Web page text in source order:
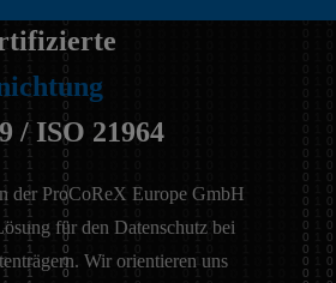
/ ISO 21964
der ProCoReX Europe GmbH
für den Datenschutz bei
Wir orientieren uns